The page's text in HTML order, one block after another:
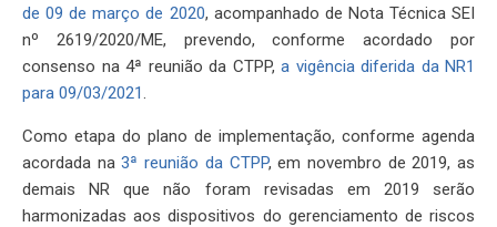
de 09 de março de 2020, acompanhado de Nota Técnica SEI
nº 2619/2020/ME, prevendo, conforme acordado por
consenso na 4ª reunião da CTPP, a vigência diferida da NR1
para 09/03/2021
Como etapa do plano de implementação, conforme agenda
acordada na3ª reunião da CTPP, em novembro de 2019, as
demais NR que não foram revisadas em 2019 serão
harmonizadas aos dispositivos do gerenciamento de riscos